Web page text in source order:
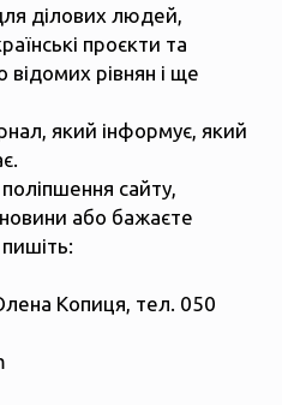
ділових людей,
проєкти та
відомих рівнян і ще
який інформує, який
сайту,
новини або бажаєте
Копиця, тел. 050